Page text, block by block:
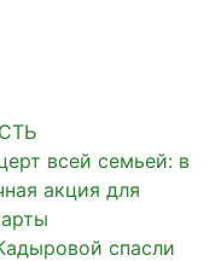
всей семьей: в
акция для
спасли